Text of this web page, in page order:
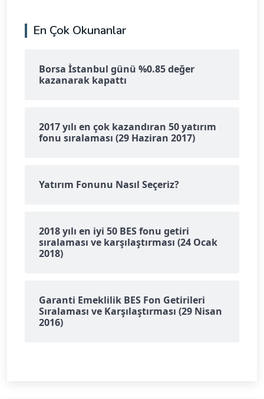
En Çok Okunanlar
Borsa İstanbul günü %0.85 değer
kazanarak kapattı
2017 yılı en çok kazandıran 50 yatırım
fonu sıralaması (29 Haziran 2017)
Yatırım Fonunu Nasıl Seçeriz?
2018 yılı en iyi 50 BES fonu getiri
sıralaması ve karşılaştırması (24 Ocak
2018)
Garanti Emeklilik BES Fon Getirileri
Sıralaması ve Karşılaştırması (29 Nisan
2016)